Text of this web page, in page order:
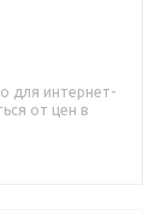
для интернет-
от цен в